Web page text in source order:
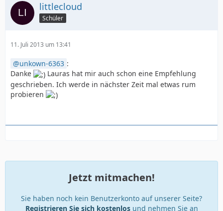
littlecloud
Schüler
11. Juli 2013 um 13:41
unkown-6363 :
Danke
Lauras hat mir auch schon eine Empfehlung
geschrieben. Ich werde in nächster Zeit mal etwas rum
probieren
Jetzt mitmachen!
Sie haben noch kein Benutzerkonto auf unserer Seite?
Registrieren Sie sich kostenlosund nehmen Sie an